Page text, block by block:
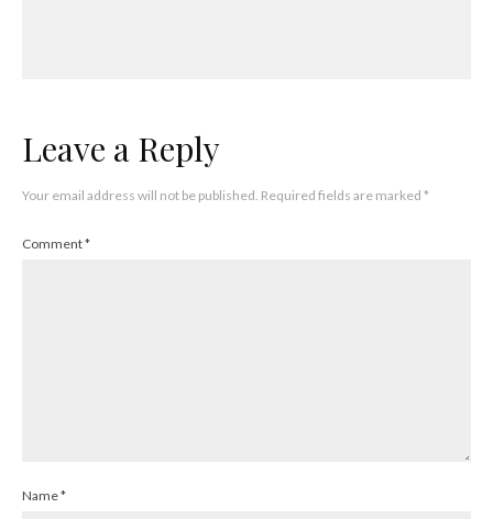
Leave a Reply
Your email address will not be published. Required fields are marked *
Comment*
Name*